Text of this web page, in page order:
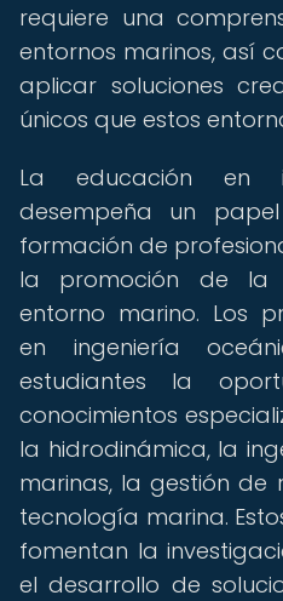
requiere una
entornos marinos, así
aplicar soluciones
únicos que estos
La educación en
desempeña un
formación de
la promoción de la
entorno marino. Los
en ingeniería
estudiantes la
conocimientos
la hidrodinámica, la
marinas, la gestión de
tecnología marina.
fomentan la
el desarrollo de